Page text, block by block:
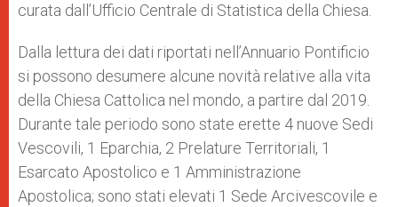
curata dall’Ufficio Centrale di Statistica della Chiesa.
Dalla lettura dei dati riportati nell’Annuario Pontificio
si possono desumere alcune novità relative alla vita
della Chiesa Cattolica nel mondo, a partire dal 2019.
Durante tale periodo sono state erette 4 nuove Sedi
Vescovili, 1 Eparchia, 2 Prelature Territoriali, 1
Esarcato Apostolico e 1 Amministrazione
Apostolica; sono stati elevati 1 Sede Arcivescovile e